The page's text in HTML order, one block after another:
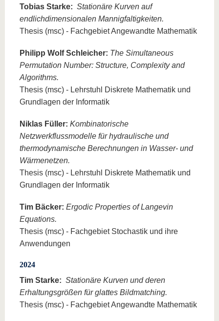
Tobias Starke: Stationäre Kurven auf
endlichdimensionalen Mannigfaltigkeiten.
Thesis (msc) - Fachgebiet Angewandte Mathematik
Philipp Wolf Schleicher: The Simultaneous
Permutation Number: Structure, Complexity and
Algorithms.
Thesis (msc) - Lehrstuhl Diskrete Mathematik und
Grundlagen der Informatik
Niklas Füller: Kombinatorische
Netzwerkflussmodelle für hydraulische und
thermodynamische Berechnungen in Wasser- und
Wärmenetzen.
Thesis (msc) - Lehrstuhl Diskrete Mathematik und
Grundlagen der Informatik
Tim Bäcker: Ergodic Properties of Langevin
Equations.
Thesis (msc) - Fachgebiet Stochastik und ihre
Anwendungen
2024
Tim Starke: Stationäre Kurven und deren
Erhaltungsgrößen für glattes Bildmatching.
Thesis (msc) - Fachgebiet Angewandte Mathematik